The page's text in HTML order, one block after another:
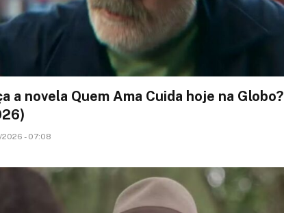
a novela Quem Ama Cuida hoje na Globo?
- 07:08